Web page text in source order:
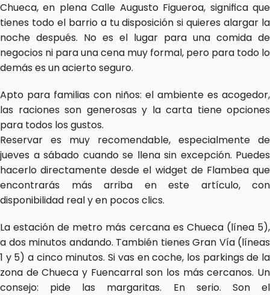
Chueca, en plena Calle Augusto Figueroa, significa que
tienes todo el barrio a tu disposición si quieres alargar la
noche después. No es el lugar para una comida de
negocios ni para una cena muy formal, pero para todo lo
demás es un acierto seguro.
Apto para familias con niños: el ambiente es acogedor,
las raciones son generosas y la carta tiene opciones
para todos los gustos.
Reservar es muy recomendable, especialmente de
jueves a sábado cuando se llena sin excepción. Puedes
hacerlo directamente desde el widget de Flambea que
encontrarás más arriba en este artículo, con
disponibilidad real y en pocos clics.
La estación de metro más cercana es Chueca (línea 5),
a dos minutos andando. También tienes Gran Vía (líneas
1 y 5) a cinco minutos. Si vas en coche, los parkings de la
zona de Chueca y Fuencarral son los más cercanos. Un
consejo: pide las margaritas. En serio. Son el